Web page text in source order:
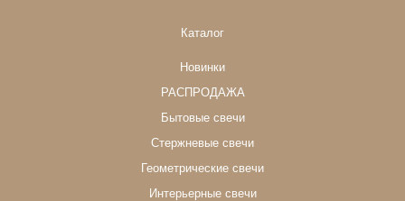
Каталог
Новинки
РАСПРОДАЖА
Бытовые свечи
Стержневые свечи
Геометрические свечи
Интерьерные свечи